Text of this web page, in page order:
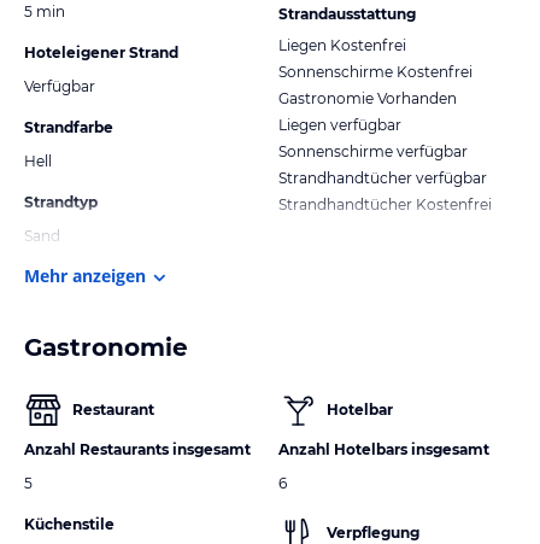
5 min
Hoteleigener Strand
Verfügbar
Strandfarbe
Hell
Strandtyp
Sand
Strandausstattung
Liegen Kostenfrei
Sonnenschirme Kostenfrei
Gastronomie Vorhanden
Liegen verfügbar
Sonnenschirme verfügbar
Strandhandtücher verfügbar
Strandhandtücher Kostenfrei
Mehr anzeigen
Gastronomie
Restaurant
Anzahl Restaurants insgesamt
5
Küchenstile
Hotelbar
Anzahl Hotelbars insgesamt
6
Verpflegung